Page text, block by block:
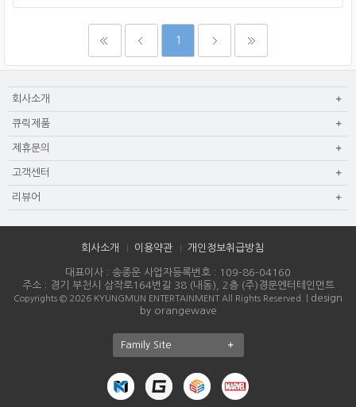
1
회사소개
큐릭제품
제휴문의
고객센터
리뷰어
회사소개 이용약관 개인정보취급방침
대표이사 : 송종운 사업자등록번호 : 109-86-04160
주소 : 경기 부천시 삼작로164번길 38 (내동), 2층 (주)경문엔터테인먼트
Copyrights © 2026 KYUNGMUN ENTERTAINMENT All Rights Reserved. | design
by orangewave
Family Site